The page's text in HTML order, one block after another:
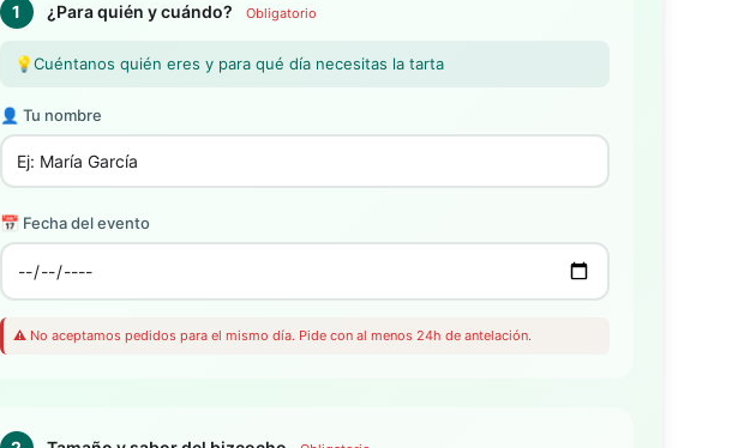
1 ¿Para quién y cuándo? Obligatorio
💡Cuéntanos quién eres y para qué día necesitas la tarta
👤 Tu nombre
📅 Fecha del evento
⚠️ No aceptamos pedidos para el mismo día. Pide con al menos 24h de antelación.